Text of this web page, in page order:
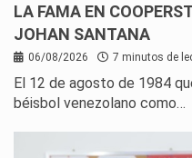
LA FAMA EN
JOHAN SANTANA
06/08/2026 7 minutos de
El 12 de agosto de 1984
béisbol venezolano como…